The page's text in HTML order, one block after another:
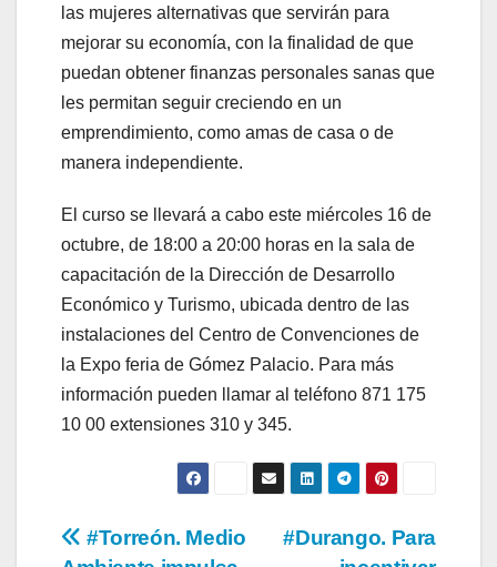
las mujeres alternativas que servirán para
mejorar su economía, con la finalidad de que
puedan obtener finanzas personales sanas que
les permitan seguir creciendo en un
emprendimiento, como amas de casa o de
manera independiente.
El curso se llevará a cabo este miércoles 16 de
octubre, de 18:00 a 20:00 horas en la sala de
capacitación de la Dirección de Desarrollo
Económico y Turismo, ubicada dentro de las
instalaciones del Centro de Convenciones de
la Expo feria de Gómez Palacio. Para más
información pueden llamar al teléfono 871 175
10 00 extensiones 310 y 345.
Navegación
#Durango. Para
#Torreón. Medio